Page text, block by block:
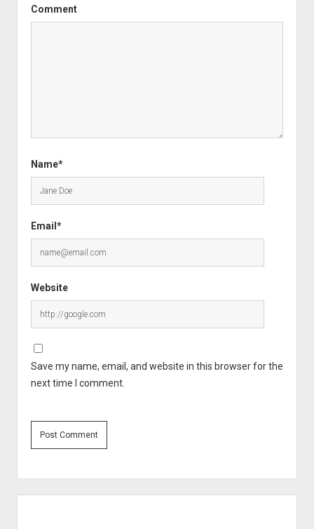
Comment
Name*
Email*
Website
Save my name, email, and website in this browser for the
next time I comment.